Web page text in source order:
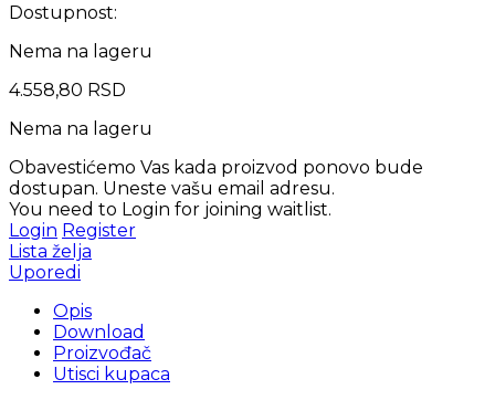
Dostupnost:
Nema na lageru
4.558,80 RSD
Nema na lageru
Obavestićemo Vas kada proizvod ponovo bude
dostupan. Uneste vašu email adresu.
You need to Login for joining waitlist.
Login Register
Lista želja
Uporedi
Opis
Download
Proizvođač
Utisci kupaca